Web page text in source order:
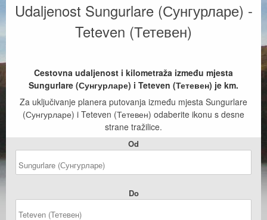
Udaljenost Sungurlare (Сунгурларе) -
Teteven (Тетевен)
Cestovna udaljenost i kilometraža između mjesta
Sungurlare (Сунгурларе) i Teteven (Тетевен) je km.
Za uključivanje planera putovanja između mjesta Sungurlare
(Сунгурларе) i Teteven (Тетевен) odaberite ikonu s desne
strane tražilice.
Od
Do